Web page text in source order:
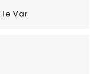
le Var